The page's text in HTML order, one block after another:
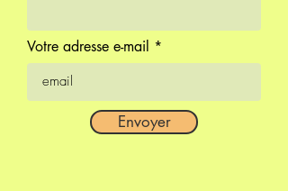
Votre adresse e-mail
Envoyer